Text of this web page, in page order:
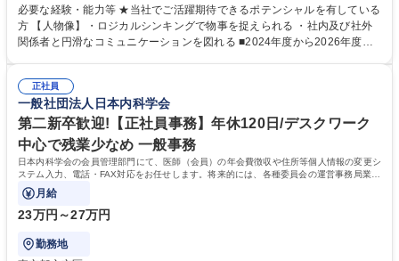
務 ■営業部門の企画スタッフ、ルート営業 【キャリアパス】入社後の配属
ポジションで一定期間ご活躍頂いた後、本人の適性及び将来のキャリアを
鑑みてジョブローテーションを行います。 【育成】OJTでの現場育成や研
表するインフラ企業 #ポテンシャル採用
必要な経験・能力等 ★当社でご活躍期待できるポテンシャルを有している
方 【人物像】・ロジカルシンキングで物事を捉えられる ・社内及び社外
関係者と円滑なコミュニケーションを図れる ■2024年度から2026年度ま
72.html ■エネルギーセキュリティの不安定化や気候変動による自然災害の
甚大化など、これまで以上に社会課題解決の重要性が高まっています。
「未来の日常」の創造に向けて持続可能な社会の実現に貢献してまいりま
す。 学歴・資格 学歴：大学院 大学 語学力： 資格：
正社員
一般社団法人日本内科学会
第二新卒歓迎!【正社員事務】年休120日/デスクワーク
中心で残業少なめ 一般事務
日本内科学会の会員管理部門にて、医師（会員）の年会費徴収や住所等個人情報の変更シ
ステム入力、電話・FAX対応をお任せします。将来的には、各種委員会の運営事務局業務
などにも幅広く携わっていただきます。
月給
23万円～27万円
勤務地